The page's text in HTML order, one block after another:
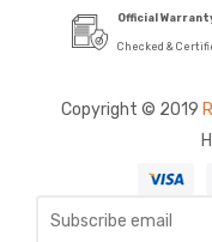
Official
Checked &
Copyright © 2019